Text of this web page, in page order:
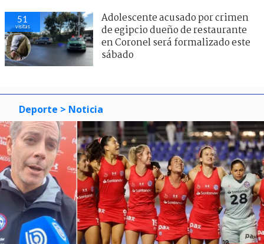
51
visitas
Adolescente acusado por crimen
de egipcio dueño de restaurante
en Coronel será formalizado este
sábado
Deporte > Noticia